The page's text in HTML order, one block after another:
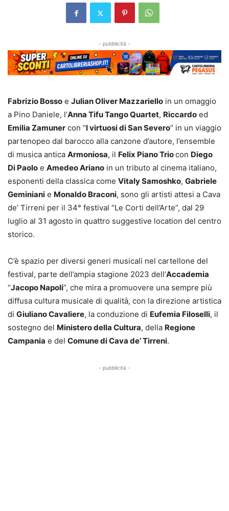
- pubblicità -
Fabrizio Bosso e Julian Oliver Mazzariello in un omaggio
a Pino Daniele, l’Anna Tifu Tango Quartet, Riccardo ed
Emilia Zamuner con “I virtuosi di San Severo” in un viaggio
partenopeo dal barocco alla canzone d’autore, l’ensemble
di musica antica Armoniosa, il Felix Piano Triocon Diego
Di Paolo e Amedeo Ariano in un tributo al cinema italiano,
esponenti della classica come Vitaly Samoshko, Gabriele
Geminiani e Monaldo Braconi, sono gli artisti attesi a Cava
de’ Tirreni per il 34° festival “Le Corti dell’Arte”, dal 29
luglio al 31 agosto in quattro suggestive location del centro
storico.
C’è spazio per diversi generi musicali nel cartellone del
festival, parte dell’ampia stagione 2023 dell’Accademia
“Jacopo Napoli”, che mira a promuovere una sempre più
diffusa cultura musicale di qualità, con la direzione artistica
di Giuliano Cavaliere, la conduzione di Eufemia Filoselli, il
sostegno del Ministero della Cultura, della Regione
Campania e del Comune di Cava de’ Tirreni.
- pubblicità -